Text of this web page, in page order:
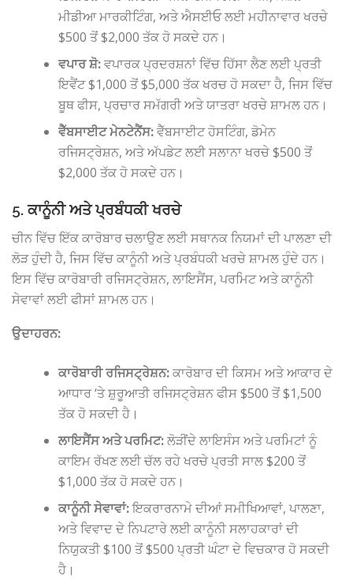
ਮੀਡੀਆ ਮਾਰਕੀਟਿੰਗ, ਅਤੇ ਐਸਈਓ ਲਈ ਮਹੀਨਾਵਾਰ ਖਰਚੇ
$500 ਤੋਂ $2,000 ਤੱਕ ਹੋ ਸਕਦੇ ਹਨ।
ਵਪਾਰ ਸ਼ੋ:ਵਪਾਰਕ ਪ੍ਰਦਰਸ਼ਨਾਂ ਵਿੱਚ ਹਿੱਸਾ ਲੈਣ ਲਈ ਪ੍ਰਤੀ
ਇਵੈਂਟ $1,000 ਤੋਂ $5,000 ਤੱਕ ਖਰਚ ਹੋ ਸਕਦਾ ਹੈ, ਜਿਸ ਵਿੱਚ
ਬੂਥ ਫੀਸ, ਪ੍ਰਚਾਰ ਸਮੱਗਰੀ ਅਤੇ ਯਾਤਰਾ ਖਰਚੇ ਸ਼ਾਮਲ ਹਨ।
ਵੈੱਬਸਾਈਟ ਮੇਨਟੇਨੈਂਸ:ਵੈੱਬਸਾਈਟ ਹੋਸਟਿੰਗ, ਡੋਮੇਨ
ਰਜਿਸਟ੍ਰੇਸ਼ਨ, ਅਤੇ ਅੱਪਡੇਟ ਲਈ ਸਲਾਨਾ ਖਰਚੇ $500 ਤੋਂ
$2,000 ਤੱਕ ਹੋ ਸਕਦੇ ਹਨ।
5. ਕਾਨੂੰਨੀ ਅਤੇ ਪ੍ਰਬੰਧਕੀ ਖਰਚੇ
ਚੀਨ ਵਿੱਚ ਇੱਕ ਕਾਰੋਬਾਰ ਚਲਾਉਣ ਲਈ ਸਥਾਨਕ ਨਿਯਮਾਂ ਦੀ ਪਾਲਣਾ ਦੀ
ਲੋੜ ਹੁੰਦੀ ਹੈ, ਜਿਸ ਵਿੱਚ ਕਾਨੂੰਨੀ ਅਤੇ ਪ੍ਰਬੰਧਕੀ ਖਰਚੇ ਸ਼ਾਮਲ ਹੁੰਦੇ ਹਨ।
ਇਸ ਵਿੱਚ ਕਾਰੋਬਾਰੀ ਰਜਿਸਟ੍ਰੇਸ਼ਨ, ਲਾਇਸੈਂਸ, ਪਰਮਿਟ ਅਤੇ ਕਾਨੂੰਨੀ
ਸੇਵਾਵਾਂ ਲਈ ਫੀਸਾਂ ਸ਼ਾਮਲ ਹਨ।
ਉਦਾਹਰਨ:
ਕਾਰੋਬਾਰੀ ਰਜਿਸਟ੍ਰੇਸ਼ਨ:ਕਾਰੋਬਾਰ ਦੀ ਕਿਸਮ ਅਤੇ ਆਕਾਰ ਦੇ
ਆਧਾਰ ‘ਤੇ ਸ਼ੁਰੂਆਤੀ ਰਜਿਸਟ੍ਰੇਸ਼ਨ ਫੀਸ $500 ਤੋਂ $1,500
ਤੱਕ ਹੋ ਸਕਦੀ ਹੈ।
ਲਾਇਸੈਂਸ ਅਤੇ ਪਰਮਿਟ:ਲੋੜੀਂਦੇ ਲਾਇਸੰਸ ਅਤੇ ਪਰਮਿਟਾਂ ਨੂੰ
ਕਾਇਮ ਰੱਖਣ ਲਈ ਚੱਲ ਰਹੇ ਖਰਚੇ ਪ੍ਰਤੀ ਸਾਲ $200 ਤੋਂ
$1,000 ਤੱਕ ਹੋ ਸਕਦੇ ਹਨ।
ਕਾਨੂੰਨੀ ਸੇਵਾਵਾਂ:ਇਕਰਾਰਨਾਮੇ ਦੀਆਂ ਸਮੀਖਿਆਵਾਂ, ਪਾਲਣਾ,
ਅਤੇ ਵਿਵਾਦ ਦੇ ਨਿਪਟਾਰੇ ਲਈ ਕਾਨੂੰਨੀ ਸਲਾਹਕਾਰਾਂ ਦੀ
ਨਿਯੁਕਤੀ $100 ਤੋਂ $500 ਪ੍ਰਤੀ ਘੰਟਾ ਦੇ ਵਿਚਕਾਰ ਹੋ ਸਕਦੀ
ਹੈ।